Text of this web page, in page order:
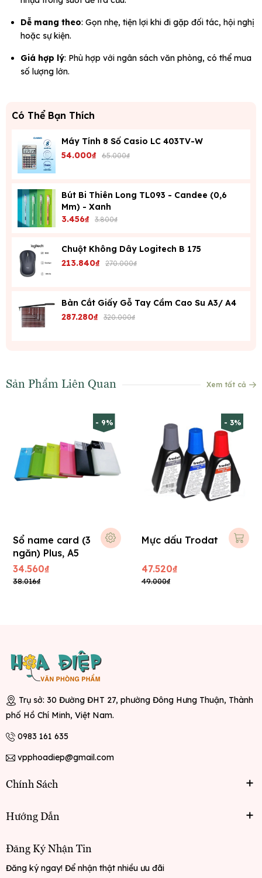
Dễ mang theo: Gọn nhẹ, tiện lợi khi đi gặp đối tác, hội nghị
hoặc sự kiện.
Giá hợp lý: Phù hợp với ngân sách văn phòng, có thể mua
số lượng lớn.
Có Thể Bạn Thích
Máy Tính 8 Số Casio LC 403TV-W
54.000₫ 65.000₫
Bút Bi Thiên Long TL093 - Candee (0,6
Mm) - Xanh
3.456₫ 3.800₫
Chuột Không Dây Logitech B 175
213.840₫ 270.000₫
Bàn Cắt Giấy Gỗ Tay Cầm Cao Su A3/ A4
287.280₫ 320.000₫
Sản Phẩm Liên Quan Xem tất cả
- 9%
Sổ name card (3
ngăn) Plus, A5
34.560₫
38.016₫
- 3%
Mực dấu Trodat
47.520₫
49.000₫
Trụ sở: 30 Đường ĐHT 27, phường Đông Hưng Thuận, Thành
phố Hồ Chí Minh, Việt Nam.
0983 161 635
vpphoadiep@gmail.com
Chính Sách
Hướng Dẫn
Đăng Ký Nhận Tin
Đăng ký ngay! Để nhận thật nhiều ưu đãi